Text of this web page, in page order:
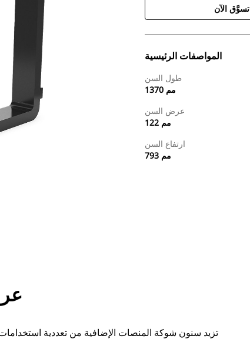
تسوَّق الآن
المواصفات الرئيسية
طول السن
1370 مم
عرض السن
122 مم
ارتفاع السن
793 مم
تزيد سنون شوكة المنصات الإضافية من تعددية